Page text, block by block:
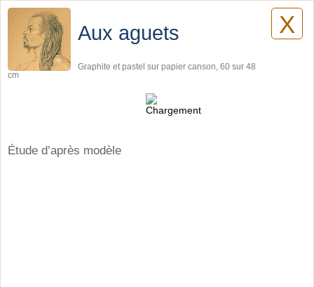
Lilyane Coulombe
Dessins
X
Aux aguets
Graphite et pastel sur papier canson, 60 sur 48
cm
Étude d’après modèle